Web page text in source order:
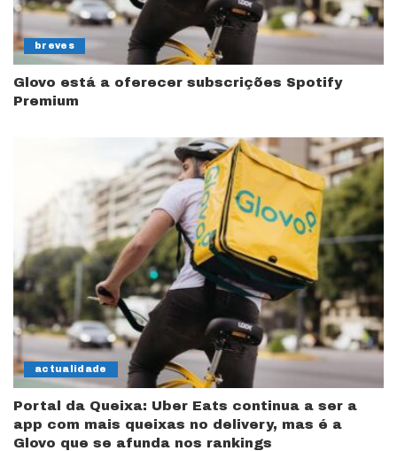
breves
Glovo está a oferecer subscrições Spotify
Premium
actualidade
Portal da Queixa: Uber Eats continua a ser a
app com mais queixas no delivery, mas é a
Glovo que se afunda nos rankings